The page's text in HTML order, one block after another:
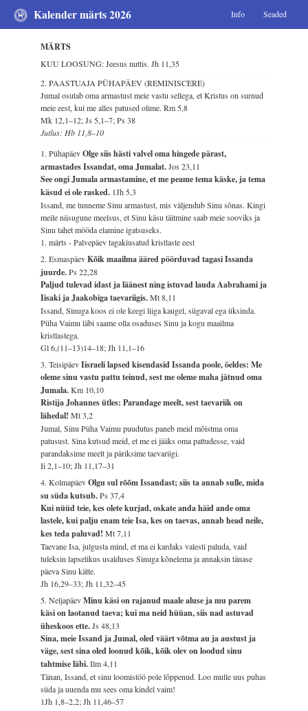
Kalender märts 2026 Info Seaded
MÄRTS
KUU LOOSUNG: Jeesus nuttis.Jh 11,35
2. PAASTUAJA PÜHAPÄEV (REMINISCERE)
Jumal osutab oma armastust meie vastu sellega, et Kristus on surnud
meie eest, kui me alles patused olime.Rm 5,8
Mk 12,1–12; Js 5,1–7; Ps 38
Jutlus: Hb 11,8–10
1. PühapäevOlge siis hästi valvel oma hingede pärast,
armastades Issandat, oma Jumalat.Jos 23,11
See ongi Jumala armastamine, et me peame tema käske, ja tema
käsud ei ole rasked. 1Jh 5,3
Issand, me tunneme Sinu armastust, mis väljendub Sinu sõnas. Kingi
meile niisugune meelsus, et Sinu käsu täitmine saab meie sooviks ja
Sinu tahet mööda elamine igatsuseks.
1. märts - Palvepäev tagakiusatud kristlaste eest
2. EsmaspäevKõik maailma ääred pöörduvad tagasi Issanda
juurde.Ps 22,28
Paljud tulevad idast ja läänest ning istuvad lauda Aabrahami ja
Iisaki ja Jaakobiga taevariigis.Mt 8,11
Issand, Sinuga koos ei ole keegi liiga kaugel, sügaval ega üksinda.
Püha Vaimu läbi saame olla osaduses Sinu ja kogu maailma
kristlastega.
Gl 6,(11–13)14–18; Jh 11,1–16
3. TeisipäevIisraeli lapsed kisendasid Issanda poole, öeldes: Me
oleme sinu vastu pattu teinud, sest me oleme maha jätnud oma
Jumala.Km 10,10
Ristija Johannes ütles: Parandage meelt, sest taevariik on
lähedal!Mt 3,2
Jumal, Sinu Püha Vaimu puudutus paneb meid mõistma oma
patusust. Sina kutsud meid, et me ei jääks oma pattudesse, vaid
parandaksime meelt ja päriksime taevariigi.
Ii 2,1–10; Jh 11,17–31
4. KolmapäevOlgu sul rõõm Issandast; siis ta annab sulle, mida
su süda kutsub.Ps 37,4
Kui nüüd teie, kes olete kurjad, oskate anda häid ande oma
lastele, kui palju enam teie Isa, kes on taevas, annab head neile,
kes teda paluvad!Mt 7,11
Taevane Isa, julgusta mind, et ma ei kardaks valesti paluda, vaid
tuleksin lapselikus usalduses Sinuga kõnelema ja annaksin tänase
päeva Sinu kätte.
Jh 16,29–33; Jh 11,32–45
5. NeljapäevMinu käsi on rajanud maale aluse ja mu parem
käsi on laotanud taeva; kui ma neid hüüan, siis nad astuvad
üheskoos ette.Js 48,13
Sina, meie Issand ja Jumal, oled väärt võtma au ja austust ja
väge, sest sina oled loonud kõik, kõik olev on loodud sinu
tahtmise läbi.Ilm 4,11
Tänan, Issand, et sinu loomistöö pole lõppenud. Loo mulle uus puhas
süda ja uuenda mu sees oma kindel vaim!
1Jh 1,8–2,2; Jh 11,46–57